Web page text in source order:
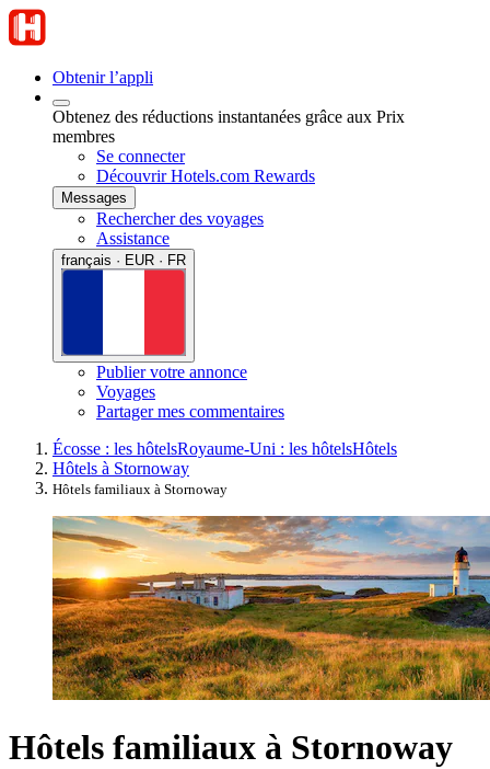
Obtenir l’appli
Obtenez des réductions instantanées grâce aux Prix
membres
Se connecter
Découvrir Hotels.com Rewards
Messages
Rechercher des voyages
Assistance
français · EUR · FR
Publier votre annonce
Voyages
Partager mes commentaires
Écosse : les hôtelsRoyaume-Uni : les hôtelsHôtels
Hôtels à Stornoway
Hôtels familiaux à Stornoway
Hôtels familiaux à Stornoway